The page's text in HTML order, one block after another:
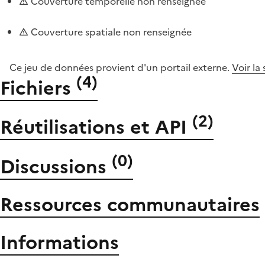
Couverture spatiale non renseignée
Ce jeu de données provient d'un portail externe. Voir la
Fichiers (4)
Réutilisations et API (2)
Discussions (0)
Ressources communautaires
Informations